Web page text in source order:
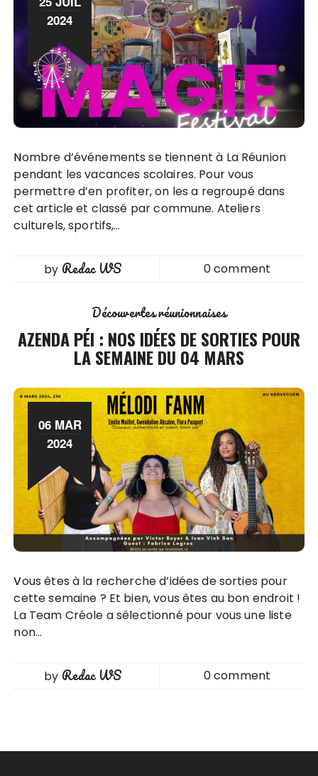
2024
Nombre d’événements se tiennent à La Réunion
pendant les vacances scolaires. Pour vous
permettre d’en profiter, on les a regroupé dans
cet article et classé par commune. Ateliers
culturels, sportifs,…
by Redac WS 0 comment
Découvertes réunionnaises
AZENDA PÉI : NOS IDÉES DE SORTIES POUR
LA SEMAINE DU 04 MARS
06 MAR
2024
Vous êtes à la recherche d’idées de sorties pour
cette semaine ? Et bien, vous êtes au bon endroit !
La Team Créole a sélectionné pour vous une liste
non…
by Redac WS 0 comment